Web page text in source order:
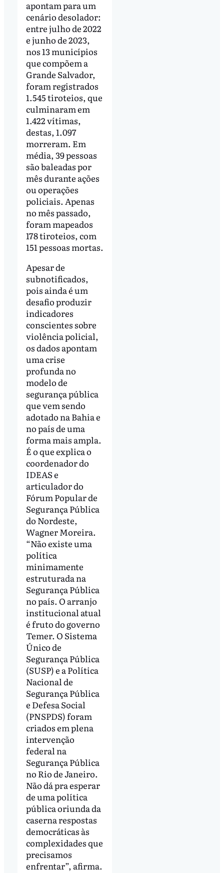
apontam para um
cenário desolador:
entre julho de 2022
e junho de 2023,
nos 13 municípios
que compõem a
Grande Salvador,
foram registrados
1.545 tiroteios, que
culminaram em
1.422 vítimas,
destas, 1.097
morreram. Em
média, 39 pessoas
são baleadas por
mês durante ações
ou operações
policiais. Apenas
no mês passado,
foram mapeados
178 tiroteios, com
151 pessoas mortas.
Apesar de
subnotificados,
pois ainda é um
desafio produzir
indicadores
conscientes sobre
violência policial,
os dados apontam
uma crise
profunda no
modelo de
segurança pública
que vem sendo
adotado na Bahia e
no país de uma
forma mais ampla.
É o que explica o
coordenador do
IDEAS e
articulador do
Fórum Popular de
Segurança Pública
do Nordeste,
Wagner Moreira.
“Não existe uma
política
minimamente
estruturada na
Segurança Pública
no país. O arranjo
institucional atual
é fruto do governo
Temer. O Sistema
Único de
Segurança Pública
(SUSP) e a Política
Nacional de
Segurança Pública
e Defesa Social
(PNSPDS) foram
criados em plena
intervenção
federal na
Segurança Pública
no Rio de Janeiro.
Não dá pra esperar
de uma política
pública oriunda da
caserna respostas
democráticas às
complexidades que
precisamos
enfrentar”, afirma.